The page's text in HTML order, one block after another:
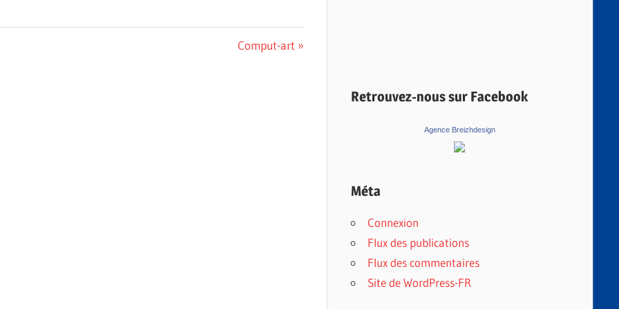
Next
Comput-art
Retrouvez-nous sur Facebook
Agence Breizhdesign
Méta
Connexion
Flux des publications
Flux des commentaires
Site de WordPress-FR